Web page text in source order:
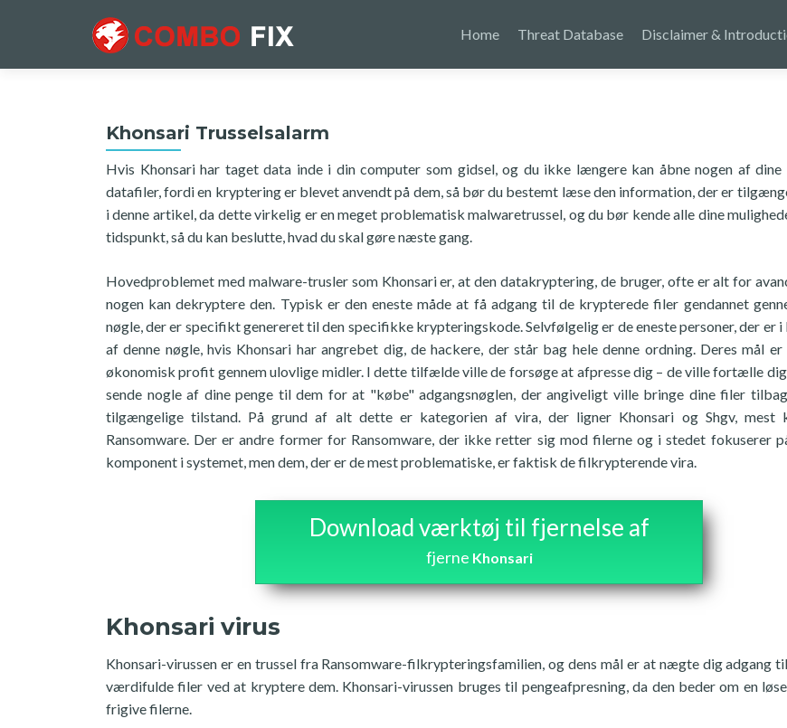
Home Threat Database Disclaimer &
Khonsari Trusselsalarm
Hvis Khonsari har taget data inde i din computer som gidsel, og du ikke længere kan åbne nogen af dine
datafiler, fordi en kryptering er blevet anvendt på dem, så bør du bestemt læse den information, der er
i denne artikel, da dette virkelig er en meget problematisk malwaretrussel, og du bør kende alle dine
tidspunkt, så du kan beslutte, hvad du skal gøre næste gang.
Hovedproblemet med malware-trusler som Khonsari er, at den datakryptering, de bruger, ofte er alt for
nogen kan dekryptere den. Typisk er den eneste måde at få adgang til de krypterede filer gendannet
nøgle, der er specifikt genereret til den specifikke krypteringskode. Selvfølgelig er de eneste personer, der er i
af denne nøgle, hvis Khonsari har angrebet dig, de hackere, der står bag hele denne ordning. Deres mål
økonomisk profit gennem ulovlige midler. I dette tilfælde ville de forsøge at afpresse dig – de ville fortælle
sende nogle af dine penge til dem for at "købe" adgangsnøglen, der angiveligt ville bringe dine filer
tilgængelige tilstand. På grund af alt dette er kategorien af vira, der ligner Khonsari og Shgv, mest
Ransomware. Der er andre former for Ransomware, der ikke retter sig mod filerne og i stedet fokuserer
komponent i systemet, men dem, der er de mest problematiske, er faktisk de filkrypterende vira.
Download værktøj til fjernelse af
fjerne Khonsari
Khonsari virus
Khonsari-virussen er en trussel fra Ransomware-filkrypteringsfamilien, og dens mål er at nægte dig adgang
værdifulde filer ved at kryptere dem. Khonsari-virussen bruges til pengeafpresning, da den beder om en
frigive filerne.